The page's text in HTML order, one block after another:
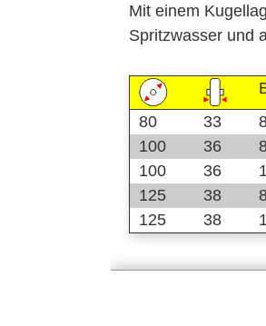
Mit einem
Spritzwasser und
80
33
100
36
100
36
125
38
125
38